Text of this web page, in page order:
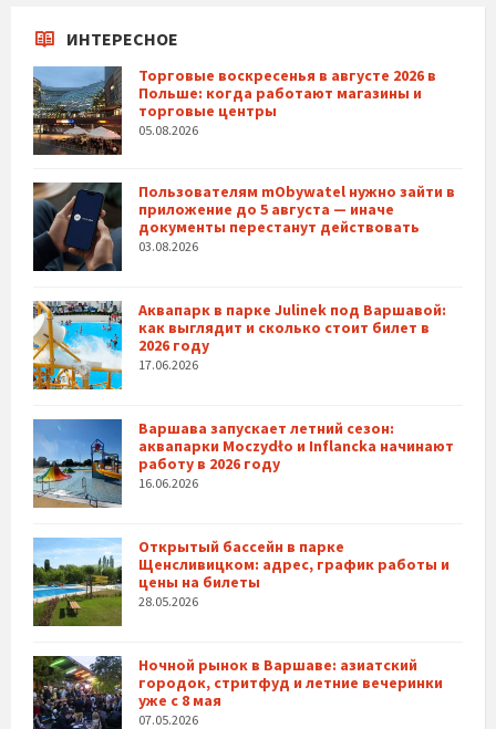
ИНТЕРЕСНОЕ
Торговые воскресенья в августе 2026 в
Польше: когда работают магазины и
торговые центры
05.08.2026
Пользователям mObywatel нужно зайти в
приложение до 5 августа — иначе
документы перестанут действовать
03.08.2026
Аквапарк в парке Julinek под Варшавой:
как выглядит и сколько стоит билет в
2026 году
17.06.2026
Варшава запускает летний сезон:
аквапарки Moczydło и Inflancka начинают
работу в 2026 году
16.06.2026
Открытый бассейн в парке
Щенсливицком: адрес, график работы и
цены на билеты
28.05.2026
Ночной рынок в Варшаве: азиатский
городок, стритфуд и летние вечеринки
уже с 8 мая
07.05.2026